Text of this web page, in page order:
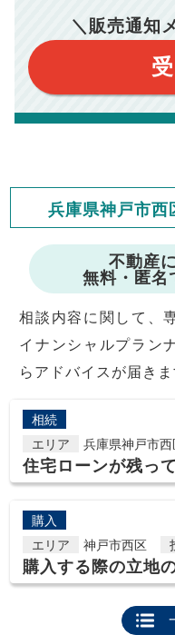
このシミュレーターは元
このシミュレーターは、
このシミュレーターは
このシミュレーターでの
ありません。
このシミュレーターをご
ますが、お借り入れの際
会員
修繕費・管
おります。（物件価格
＼販売通知
兵庫県神戸市西
不動産
無料・匿名
相談内容に関して、
イナンシャルプラン
らアドバイスが届きま
相続
エリア
兵庫県神戸市西
住宅ローンが残っ
購入
エリア
神戸市西区
購入する際の立地